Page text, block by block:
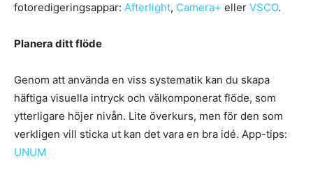
fotoredigeringsappar: Afterlight, Camera+ eller VSCO.
Planera ditt flöde
Genom att använda en viss systematik kan du skapa
häftiga visuella intryck och välkomponerat flöde, som
ytterligare höjer nivån. Lite överkurs, men för den som
verkligen vill sticka ut kan det vara en bra idé. App-tips:
UNUM